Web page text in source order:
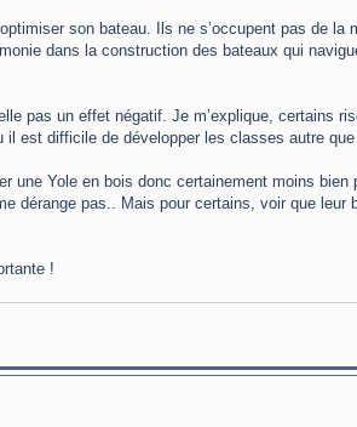
son bateau. Ils ne s’occupent pas de la
dans la construction des bateaux qui
pas un effet négatif. Je m’explique, certains
est difficile de développer les classes autre
une Yole en bois donc certainement moins bien
dérange pas.. Mais pour certains, voir que leur
!